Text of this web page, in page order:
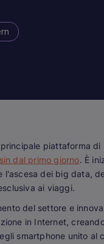
principale piattaforma
dal primo giorno. È
dei big data,
ai viaggi.
del settore e
in Internet,
smartphone unito